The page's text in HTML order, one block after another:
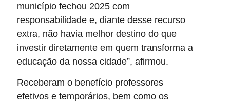
município fechou 2025 com
responsabilidade e, diante desse recurso
extra, não havia melhor destino do que
investir diretamente em quem transforma a
educação da nossa cidade”, afirmou.
Receberam o benefício professores
efetivos e temporários, bem como os